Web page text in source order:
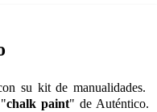
su kit de manualidades.
"chalk paint" de Auténtico.